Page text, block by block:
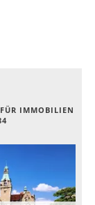
IMMOBILIEN